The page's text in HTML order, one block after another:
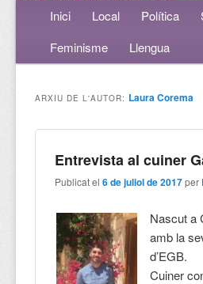
Menú principalAneu al contingut principal
Aneu al contingut secundari
Inici Local Política
Feminisme
Llengua
ARXIU DE L'AUTOR: Laura Corema
Entrevista al cuiner
Publicat el6 de juliol de 2017 per
Nascut a
amb la
d’EGB.
Cuiner